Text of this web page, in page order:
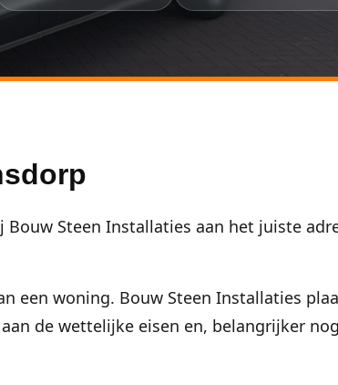
Steen Installaties aan het juiste
een woning. Bouw Steen Installaties
de wettelijke eisen en, belangrijker